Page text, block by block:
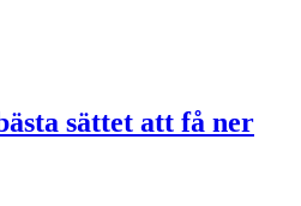
sättet att få ner